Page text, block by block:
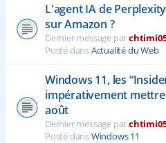
L'agent IA de
sur Amazon ?
Dernier message par
Posté dansActualité du Web
Windows 11, les
impérativement mettre
août
Dernier message par
Posté dansWindows 11